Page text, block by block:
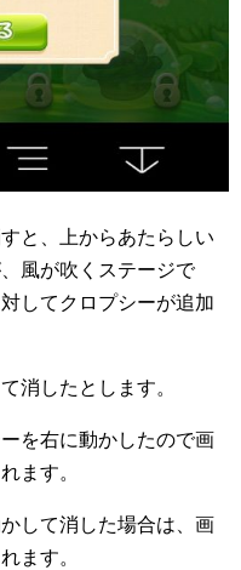
と、上からあたらしい
風が吹くステージで
してクロプシーが追加
消したとします。
を右に動かしたので画
ます。
して消した場合は、画
ます。